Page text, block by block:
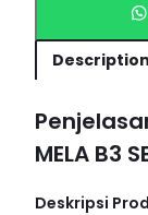
Description
MELA B3
Deskripsi